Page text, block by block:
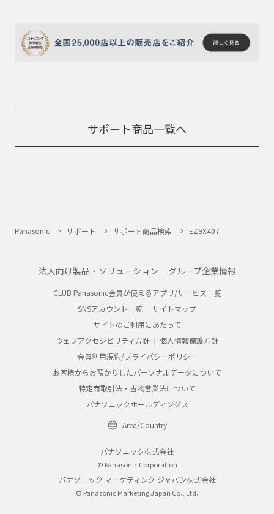
サポート商品一覧へ
Panasonic サポート サポート商品検索 EZ9X407
法人向け製品・ソリューション グループ企業情報
CLUB Panasonic会員が使えるアプリ/サービス一覧
SNSアカウント一覧
サイトマップ
サイトのご利用にあたって
ウェブアクセシビリティ方針
個人情報保護方針
会員利用規約/プライバシーポリシー
お客様からお預かりしたパーソナルデータについて
特定商取引法・古物営業法について
パナソニックホールディングス
Area/Country
パナソニック株式会社
© Panasonic Corporation
パナソニック マーケティング ジャパン株式会社
© Panasonic Marketing Japan Co., Ltd.